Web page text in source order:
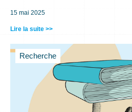
15 mai 2025
Lire la suite >>
Recherche